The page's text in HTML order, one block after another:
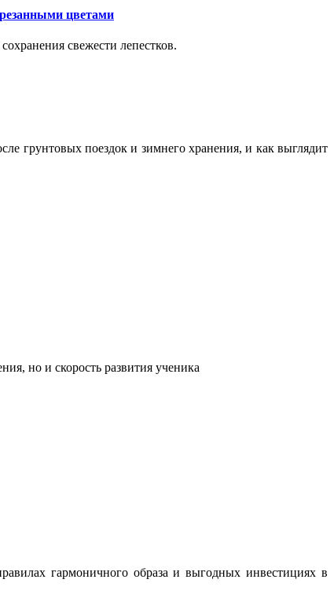
цветами
свежести лепестков.
грунтовых поездок и зимнего хранения, и как выглядит
но и скорость развития ученика
гармоничного образа и выгодных инвестициях в